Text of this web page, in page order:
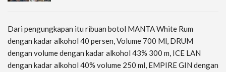
Dari pengungkapan itu ribuan botol MANTA White Rum
dengan kadar alkohol 40 persen, Volume 700 Ml, DRUM
dengan volume dengan kadar alkohol 43% 300 m, ICE LAN
dengan kadar alkohol 40% volume 250 ml, EMPIRE GIN dengan